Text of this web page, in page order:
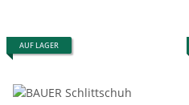
AUF LAGER